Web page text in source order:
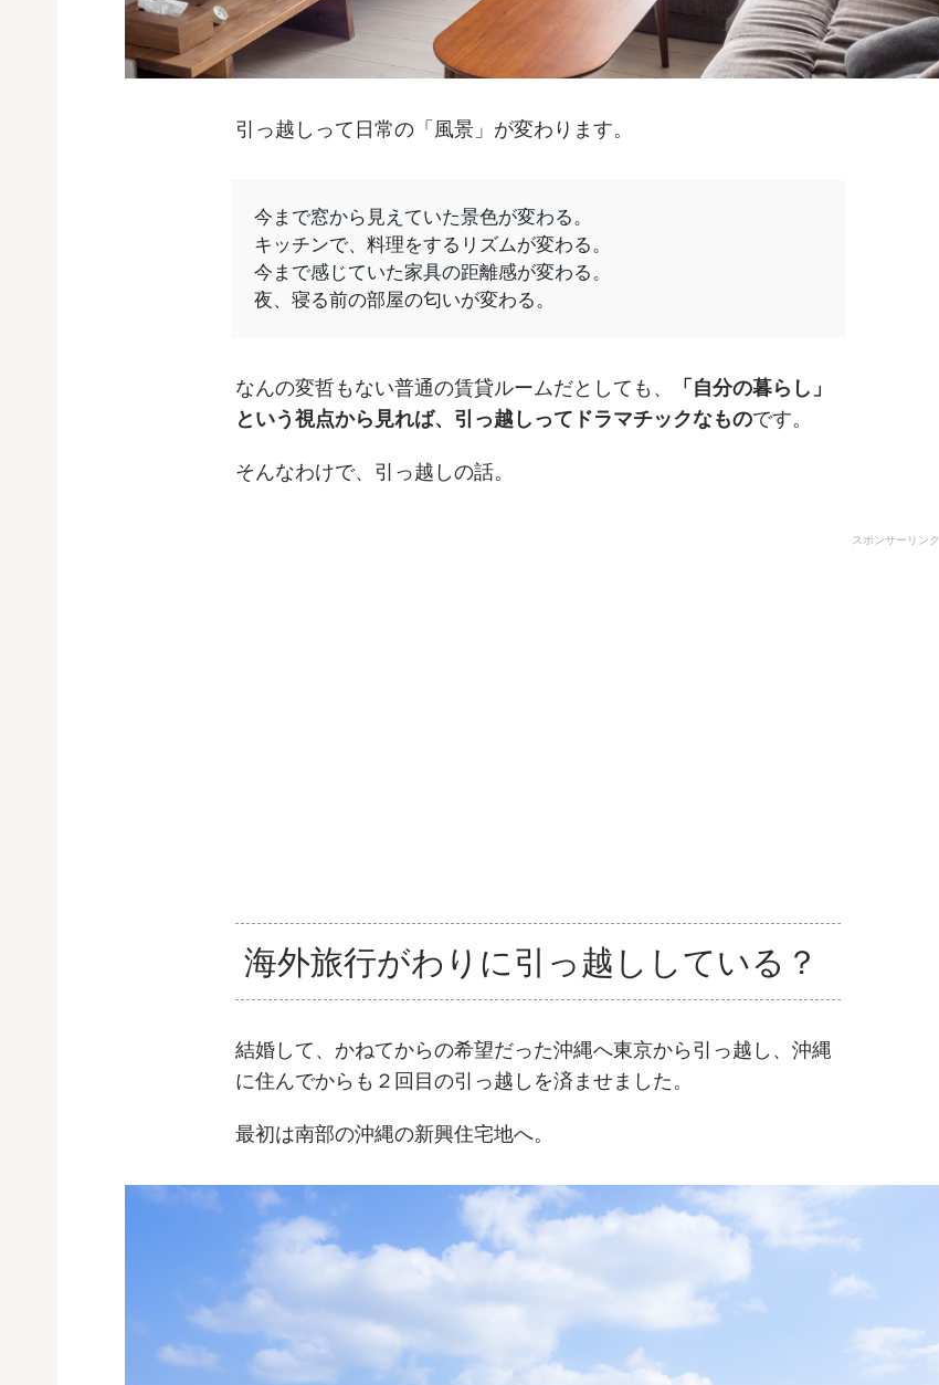
引っ越しって日常の「風景」が変わります。
今まで窓から見えていた景色が変わる。
キッチンで、料理をするリズムが変わる。
今まで感じていた家具の距離感が変わる。
夜、寝る前の部屋の匂いが変わる。
なんの変哲もない普通の賃貸ルームだとしても、
「自分の暮らし」
という視点から見れば、引っ越しってドラマチックなものです。
そんなわけで、引っ越しの話。
スポンサーリンク
海外旅行がわりに引っ越ししている？
結婚して、かねてからの希望だった沖縄へ東京から引っ越し、沖縄
に住んでからも２回目の引っ越しを済ませました。
最初は南部の沖縄の新興住宅地へ。